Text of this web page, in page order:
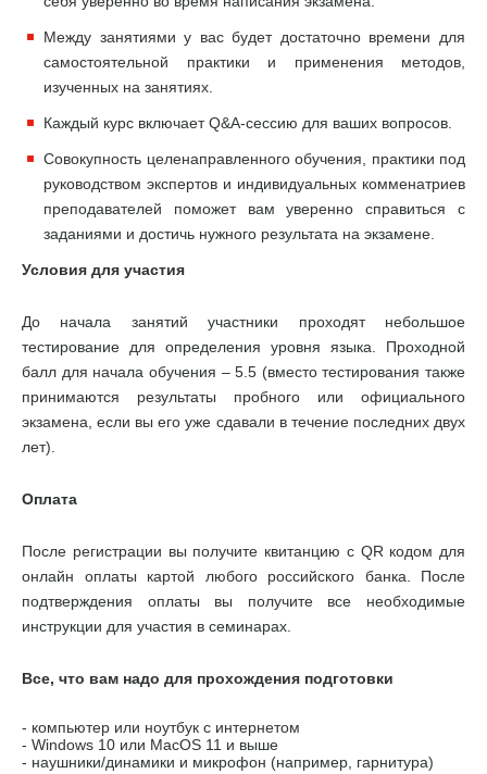
Между занятиями у вас будет достаточно времени для
самостоятельной практики и применения методов,
изученных на занятиях.
Каждый курс включает Q&A-сессию для ваших вопросов.
Совокупность целенаправленного обучения, практики под
руководством экспертов и индивидуальных комменатриев
преподавателей поможет вам уверенно справиться с
заданиями и достичь нужного результата на экзамене.
Условия для участия
До начала занятий участники проходят небольшое
тестирование для определения уровня языка. Проходной
балл для начала обучения – 5.5 (вместо тестирования также
принимаются результаты пробного или официального
экзамена, если вы его уже сдавали в течение последних двух
лет).
Оплата
После регистрации вы получите квитанцию с QR кодом для
онлайн оплаты картой любого российского банка. После
подтверждения оплаты вы получите все необходимые
инструкции для участия в семинарах.
Все, что вам надо для прохождения подготовки
- компьютер или ноутбук с интернетом
- Windows 10 или MacOS 11 и выше
- наушники/динамики и микрофон (например, гарнитура)